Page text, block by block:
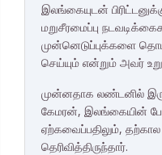
இலங்கையுடன்
மறுசீரமைப்பு
முன்னெடுப்புக்களை
செய்யும் என்றும் அவர்
முன்னதாக லண்டனில்
கேமரன், இலங்கையின்
ஏற்கவைப்பதிலும், தற்கால
தெரிவித்திருந்தார்.